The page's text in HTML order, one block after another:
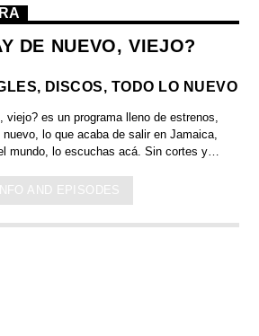
DE NUEVO, VIEJO?
DISCOS, TODO LO NUEVO
viejo?es un programa lleno de estrenos,
lo que acaba de salir enJamaica,
mundo, lo escuchas acá. Sin cortes y
INFO AND EPISODES